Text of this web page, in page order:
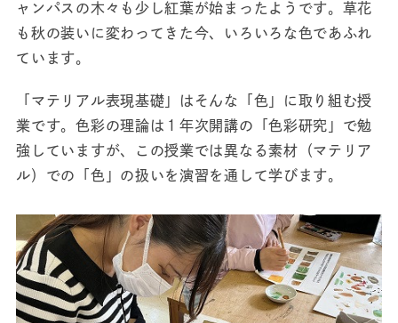
ャンパスの木々も少し紅葉が始まったようです。草花
も秋の装いに変わってきた今、いろいろな色であふれ
ています。
「マテリアル表現基礎」はそんな「色」に取り組む授
業です。色彩の理論は１年次開講の「色彩研究」で勉
強していますが、この授業では異なる素材（マテリア
ル）での「色」の扱いを演習を通して学びます。